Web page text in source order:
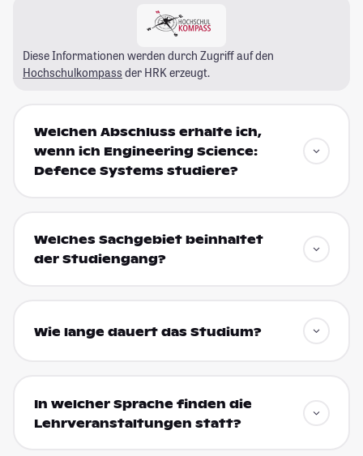
Diese Informationen werden durch Zugriff auf den
Hochschulkompass der HRK erzeugt.
Welchen Abschluss erhalte ich,
wenn ich Engineering Science:
Defence Systems studiere?
Welches Sachgebiet beinhaltet
der Studiengang?
Wie lange dauert das Studium?
In welcher Sprache finden die
Lehrveranstaltungen statt?